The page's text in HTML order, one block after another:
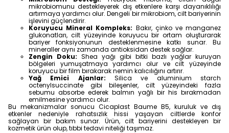
mikrobiomunu destekleyerek dış etkenlere karşı dayanıklılığı
artırmaya yardımcı olur. Dengeli bir mikrobiom, cilt bariyerinin
işlevini güçlendirir.
Koruyucu Mineral Kompleks: Bakır, çinko ve manganez
glukonatları, cilt yüzeyinde koruyucu bir ortam oluşturarak
bariyer fonksiyonunun desteklenmesine katkı sunar. Bu
mineraller aynı zamanda antioksidan destek sağlar.
Zengin Doku: Shea yağı gibi bitki bazlı yağlar kuruyan
bölgeleri yumuşatmaya yardımcı olur ve cilt yüzeyinde
koruyucu bir film bırakarak nemin kalıcılığını artırır.
Yağ Emici Ajanlar: Silica ve aluminium starch
octenylsuccinate gibi bileşenler, cilt yüzeyindeki fazla
sebumu absorbe ederek balmın yağlı bir his bırakmadan
emilmesine yardımcı olur.
Bu mekanizmalar sonucu Cicaplast Baume B5, kuruluk ve dış
etkenler nedeniyle rahatsızlık hissi yaşayan ciltlerde konfor
sağlayan bir bakım sunar. Ürün, cilt bariyerini destekleyen bir
kozmetik ürün olup, tıbbi tedavi niteliği taşımaz.